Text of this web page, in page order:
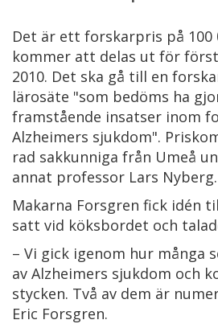
Det är ett forskarpris på 100
kommer att delas ut för
2010. Det ska gå till en
lärosäte "som bedöms ha
framstående insatser inom
Alzheimers sjukdom".
rad sakkunniga från Umeå
annat professor Lars Nyberg.
Makarna Forsgren fick idén
satt vid köksbordet och
– Vi gick igenom hur många
av Alzheimers sjukdom och
stycken. Två av dem är
Eric Forsgren.